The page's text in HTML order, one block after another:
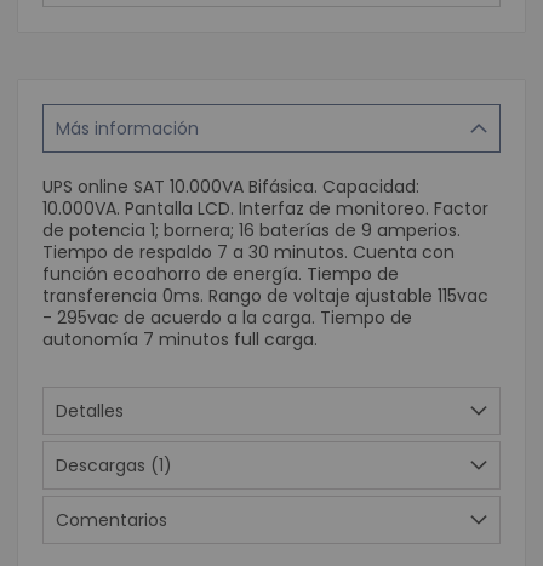
Más información
UPS online SAT 10.000VA Bifásica. Capacidad:
10.000VA. Pantalla LCD. Interfaz de monitoreo. Factor
de potencia 1; bornera; 16 baterías de 9 amperios.
Tiempo de respaldo 7 a 30 minutos. Cuenta con
función ecoahorro de energí­a. Tiempo de
transferencia 0ms. Rango de voltaje ajustable 115vac
- 295vac de acuerdo a la carga. Tiempo de
autonomí­a 7 minutos full carga.
Detalles
Descargas (1)
Comentarios